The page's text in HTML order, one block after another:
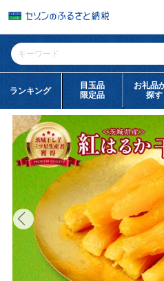
ランキング
目玉品
限定品
お礼品
探す